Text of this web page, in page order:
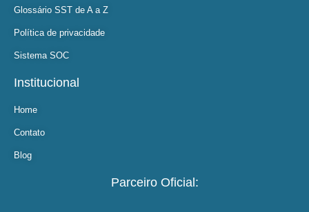
Glossário SST de A a Z
Política de privacidade
Sistema SOC
Institucional
Home
Contato
Blog
Parceiro Oficial: